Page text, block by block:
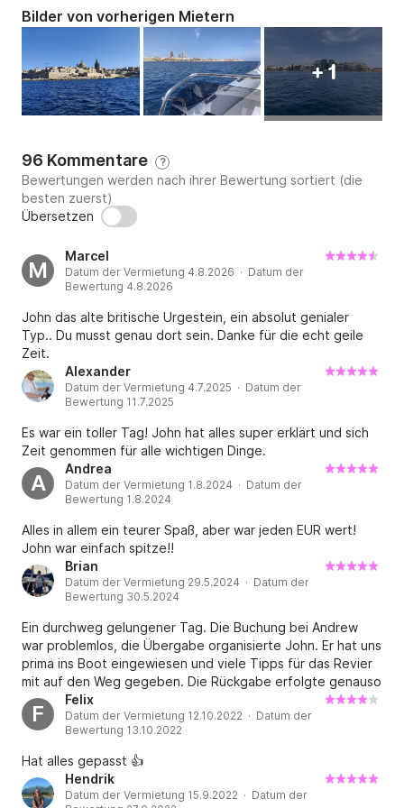
Schönen Tag noch,
Andrew
Bilder von vorherigen Mietern
+ 1
96 Kommentare ?
Bewertungen werden nach ihrer Bewertung sortiert (die
besten zuerst)
Übersetzen
M
Marcel
Datum der Vermietung 4.8.2026 · Datum der
Bewertung 4.8.2026
John das alte britische Urgestein, ein absolut genialer
Typ.. Du musst genau dort sein. Danke für die echt geile
Zeit.
Alexander
Datum der Vermietung 4.7.2025 · Datum der
Bewertung 11.7.2025
Es war ein toller Tag! John hat alles super erklärt und sich
Zeit genommen für alle wichtigen Dinge.
A
Andrea
Datum der Vermietung 1.8.2024 · Datum der
Bewertung 1.8.2024
Alles in allem ein teurer Spaß, aber war jeden EUR wert!
John war einfach spitze!!
Brian
Datum der Vermietung 29.5.2024 · Datum der
Bewertung 30.5.2024
Ein durchweg gelungener Tag. Die Buchung bei Andrew
war problemlos, die Übergabe organisierte John. Er hat uns
prima ins Boot eingewiesen und viele Tipps für das Revier
mit auf den Weg gegeben. Die Rückgabe erfolgte genauso
problemlos. Die Boote sind in einem super Zustand und die
200 HP machen richtig Spaß auf dem Wasser. Vielen Dank
nochmal und wenn wir mal wieder in Malta sind, sehen wir
uns wieder.
F
Felix
Datum der Vermietung 12.10.2022 · Datum der
Bewertung 13.10.2022
Hat alles gepasst 👍
Hendrik
Datum der Vermietung 15.9.2022 · Datum der